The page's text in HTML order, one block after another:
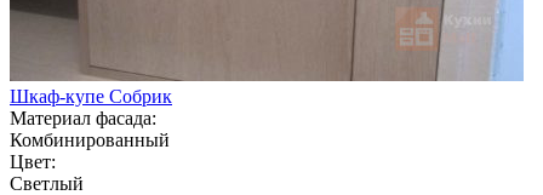
Шкаф-купе Собрик
Материал фасада:
Комбинированный
Цвет:
Светлый